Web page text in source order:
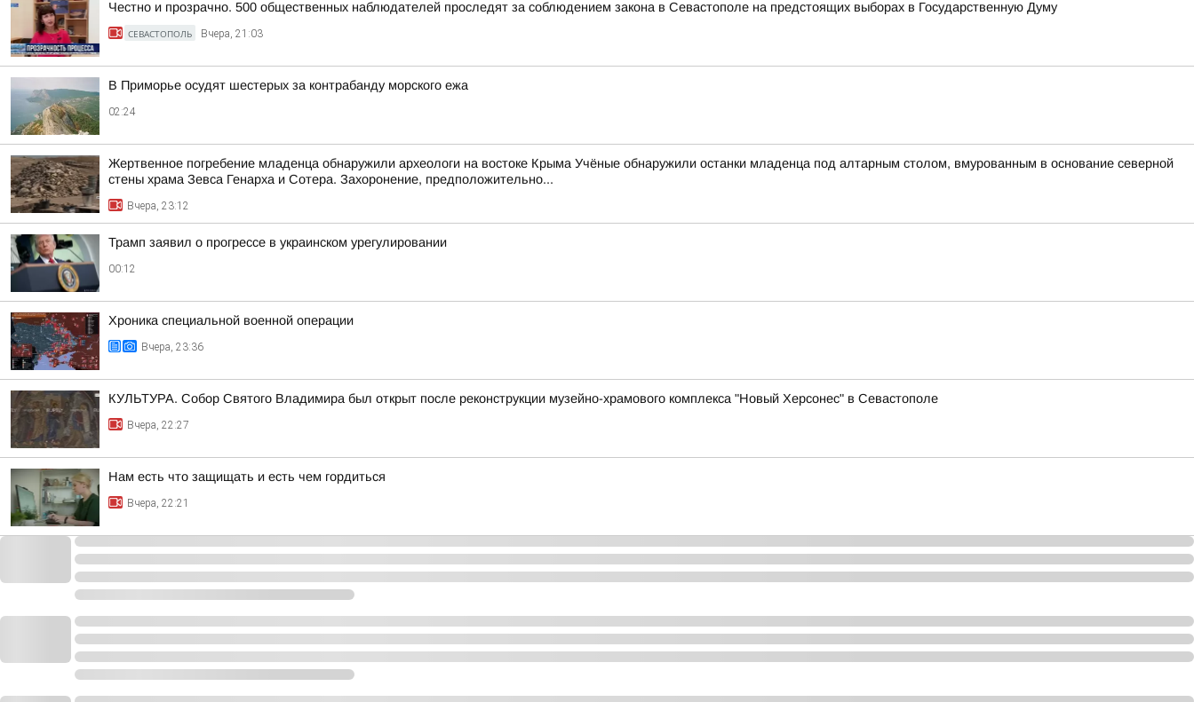
Честно и прозрачно. 500 общественных наблюдателей проследят за соблюдением закона в Севастополе на предстоящих выборах в Государственную Думу
СЕВАСТОПОЛЬ Вчера, 21:03
В Приморье осудят шестерых за контрабанду морского ежа
02:24
Жертвенное погребение младенца обнаружили археологи на востоке Крыма Учёные обнаружили останки младенца под алтарным столом, вмурованным в основание северной
стены храма Зевса Генарха и Сотера. Захоронение, предположительно...
Вчера, 23:12
Трамп заявил о прогрессе в украинском урегулировании
00:12
Хроника специальной военной операции
Вчера, 23:36
КУЛЬТУРА. Собор Святого Владимира был открыт после реконструкции музейно-храмового комплекса "Новый Херсонес" в Севастополе
Вчера, 22:27
Нам есть что защищать и есть чем гордиться
Вчера, 22:21